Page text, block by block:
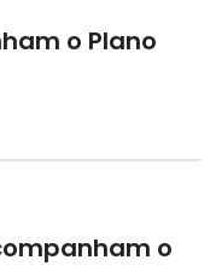
o Plano
o